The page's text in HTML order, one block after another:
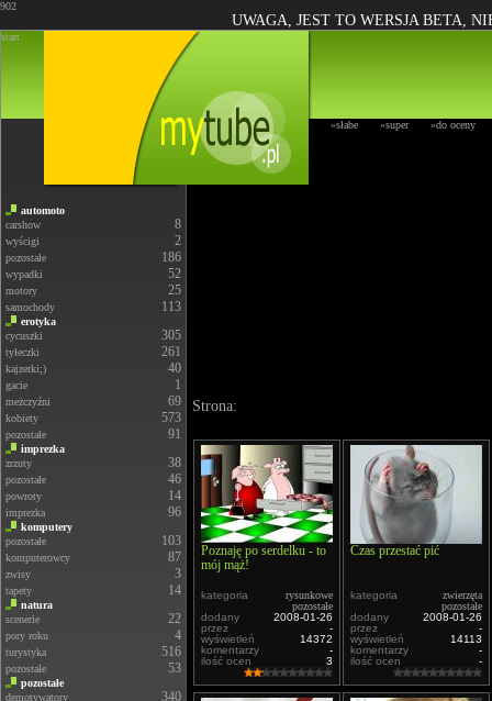
902
UWAGA, JEST TO WERSJA BETA,
start
»słabe »super »do oceny
automoto
carshow
8
wyścigi 2
pozostałe 186
wypadki 52
motory 25
samochody 113
erotyka
cycuszki
305
tyłeczki 261
kajzerki;) 40
gacie 1
meżczyźni 69
kobiety 573
pozostałe 91
imprezka
zrzuty
38
pozostałe 46
powroty 14
imprezka 96
komputery
pozostałe
103
komputerowcy 87
zwisy 3
tapety 14
natura
scenerie
22
pory roku 4
turystyka 516
pozostałe 53
pozostałe
demotywatory
340
Strona:
Poznaję po serdelku - to
mój mąż!
kategoria
rysunkowe
pozostałe
dodany
2008-01-26
przez
-
wyświetleń
14372
komentarzy
-
ilość ocen
3
Czas przestać pić
kategoria
zwierzęta
pozostałe
dodany
2008-01-26
przez
-
wyświetleń
14113
komentarzy
-
ilość ocen
-